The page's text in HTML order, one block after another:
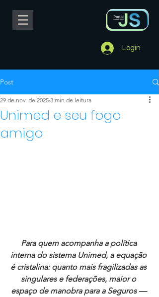
Login
Post
Unimed e seu fogo
amigo
29 de nov. de 2025 3 min de leitura
Para quem acompanha a política
interna do sistema Unimed, a equação
é cristalina: quanto mais fragilizadas as
singulares e federações, maior o
espaço de manobra para a Seguros —